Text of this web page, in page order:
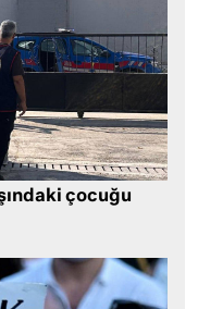
çocuğu